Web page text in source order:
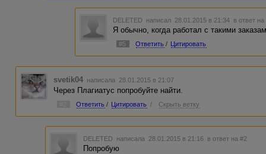
DELETED написал 28.01.2015 в 21:34 в ответ на
Я обычно, когда работал с такими
#5 Ответить / Цитировать
svetik04 написала 28.01.2015 в 21:07
Через Плагиатус попробуйте найти.
Ответить / Цитировать / Скрыть ветку
DELETED написала 28.01.2015 в 21:16 в ответ на #2
Попробую